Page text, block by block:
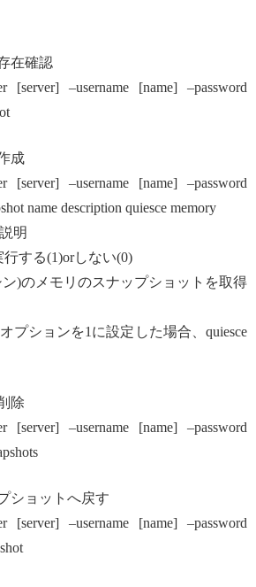
在確認
[server] –username [name] –password
成
[server] –username [name] –password
name description quiesce memory
明
行する(1)orしない(0)
)のメモリのスナップショットを取得
プションを1に設定した場合、quiesce
除
[server] –username [name] –password
ショットへ戻す
[server] –username [name] –password